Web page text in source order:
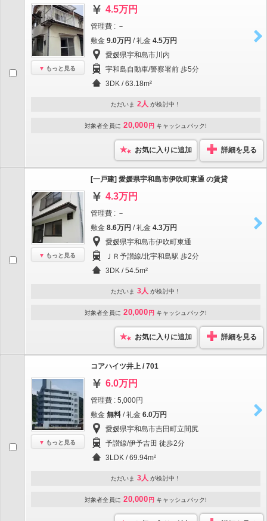
もっと見る
4.5万円
管理費 : －
敷金 9.0万円 / 礼金 4.5万円
愛媛県宇和島市川内
宇和島自動車/警察署前 歩5分
3DK / 63.18m²
ただいま 2人 が検討中！
対象者全員に 20,000 円 キャッシュバック!
お気に入りに追加 詳細を見る
もっと見る
[一戸建] 愛媛県宇和島市伊吹町東通 の賃貸
4.3万円
管理費 : －
敷金 8.6万円 / 礼金 4.3万円
愛媛県宇和島市伊吹町東通
ＪＲ予讃線/北宇和島駅 歩2分
3DK / 54.5m²
ただいま 3人 が検討中！
対象者全員に 20,000 円 キャッシュバック!
お気に入りに追加 詳細を見る
もっと見る
コアハイツ井上 / 701
6.0万円
管理費 : 5,000円
敷金 無料 / 礼金 6.0万円
愛媛県宇和島市吉田町立間尻
予讃線/伊予吉田 徒歩2分
3LDK / 69.94m²
ただいま 3人 が検討中！
対象者全員に 20,000 円 キャッシュバック!